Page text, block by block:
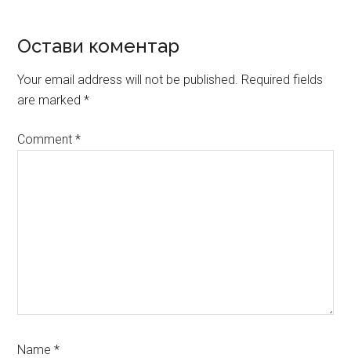
Reader
Interactions
Остави коментар
Your email address will not be published. Required fields
are marked*
Comment*
Name*